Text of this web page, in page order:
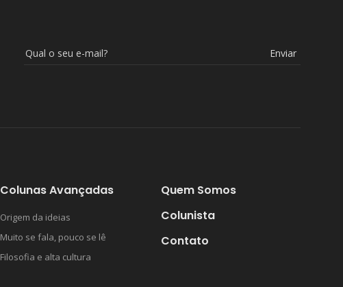
Enviar
Colunas Avançadas
Origem da ideias
Muito se fala, pouco se lê
Filosofia e alta cultura
Quem Somos
Colunista
Contato